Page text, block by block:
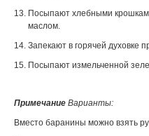
Посыпают хлебными
маслом.
Запекают в горячей духовке
Посыпают измельченной
Примечание Варианты:
Вместо баранины можно взять